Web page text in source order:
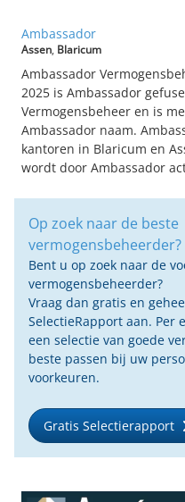
Ambassador
Assen, Blaricum
Ambassador
2025 is Ambassador
Vermogensbeheer en is
Ambassador naam.
kantoren in Blaricum en
wordt door Ambassador
Op zoek naar de beste
vermogensbeheerder?
Bent u op zoek naar de
vermogensbeheerder?
Vraag dan gratis en
SelectieRapport aan. Per
een selectie van goede
beste passen bij uw
voorkeuren.
Gratis Selectierapport